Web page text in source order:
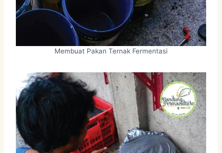
Membuat Pakan Ternak Fermentasi